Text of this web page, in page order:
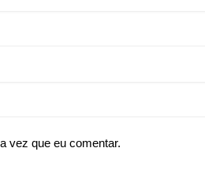
vez que eu comentar.